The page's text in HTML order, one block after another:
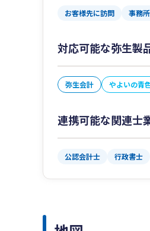
お客様先に訪問 事務
対応可能な弥生製
弥生会計 やよいの青
連携可能な関連士
公認会計士 行政書士